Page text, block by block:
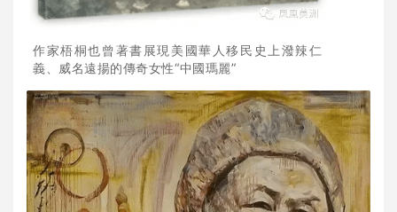
作家梧桐也曾著書展現美國華人移民史上潑辣仁
義、威名遠揚的傳奇女性“中國瑪麗”